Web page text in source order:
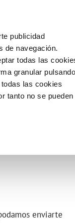
publicidad
de navegación.
todas las
granular pulsando
las cookies
tanto no se pueden
del cliente)
compromisos
enviarte